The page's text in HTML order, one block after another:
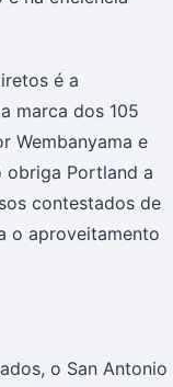
é a
marca dos 105
Wembanyama e
obriga Portland a
contestados de
o aproveitamento
o San Antonio